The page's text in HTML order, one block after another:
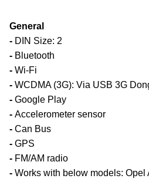
General
- DIN Size: 2
- Bluetooth
- Wi-Fi
- WCDMA (3G): Via USB 3G
- Google Play
- Accelerometer sensor
- Can Bus
- GPS
- FM/AM radio
- Works with below models: Opel